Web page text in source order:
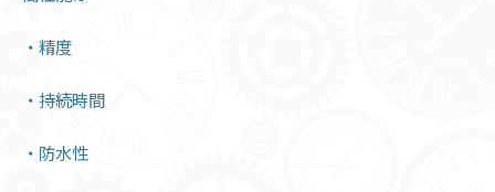
・精度
・持続時間
・防水性